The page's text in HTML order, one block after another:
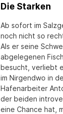
Die Starken
Ab sofort im
noch nicht so
Als er seine
abgelegenen
besucht, verliebt
im Nirgendwo in
Hafenarbeiter
der beiden
eine Chance hat,